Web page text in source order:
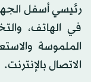
رئيسي أسفل الجهة
في الهاتف،
الملموسة
الاتصال بالإنترنت.